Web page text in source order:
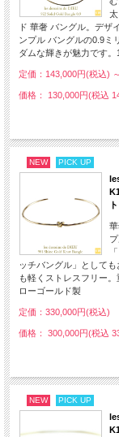
ド 華奢 バングル。デザ
ンプル バングルの0.9ミ
ダムな輝きが魅力です
定価：143,000円(税込) ～
価格： 130,000円(税込
NEW PICK UP
ッチバングル」として
も軽くストレスフリー
ローゴールド製
定価：330,000円(税込)
価格： 300,000円(税込
NEW PICK UP